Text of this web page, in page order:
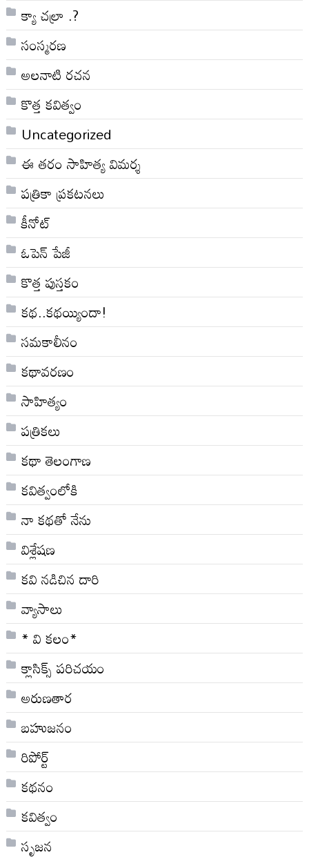
క్యా చల్రా .?
సంస్మరణ
అలనాటి రచన
కొత్త కవిత్వం
Uncategorized
ఈ తరం సాహిత్య విమర్శ
పత్రికా ప్రకటనలు
కీనోట్
ఓపెన్ పేజీ
కొత్త పుస్తకం
కథ..కథయ్యిందా!
సమకాలీనం
కథావరణం
సాహిత్యం
పత్రికలు
కథా తెలంగాణ
కవిత్వంలోకి
నా క‌థ‌తో నేను
విశ్లేషణ
కవి నడిచిన దారి
వ్యాసాలు
* వి క‌లం*
క్లాసిక్స్ ప‌రిచ‌యం
అరుణతార
బహుజనం
రిపోర్ట్
కథనం
కవిత్వం
సృజన